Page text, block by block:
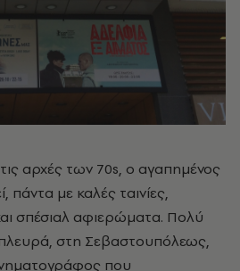
αρχές των 70s, ο αγαπημένος
πάντα με καλές ταινίες,
σπέσιαλ αφιερώματα. Πολύ
πλευρά, στη Σεβαστουπόλεως,
που